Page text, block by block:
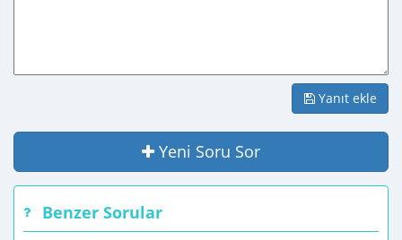
Yanıt ekle
Yeni Soru Sor
Benzer Sorular